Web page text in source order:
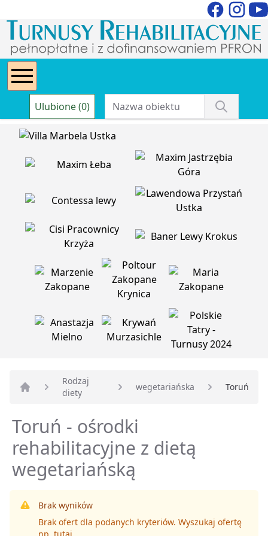
Ulubione (0)
Strona główna
Rodzaj
diety
wegetariańska Toruń
Toruń - ośrodki
rehabilitacyjne z dietą
wegetariańską
Brak wyników
Brak ofert dla podanych kryteriów. Wyszukaj ofertę